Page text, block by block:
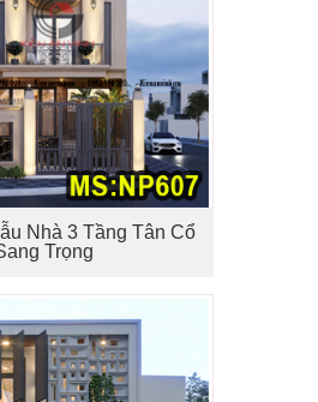
Nhà 3 Tầng Tân Cổ
Trọng